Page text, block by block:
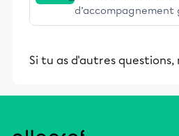
stimulants, Alloprof
éducative.
Si tu as d'autres questions,